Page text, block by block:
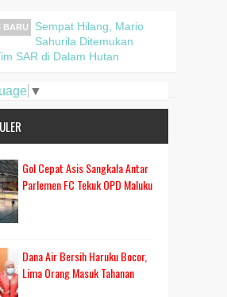
BARU
Sempat Hilang, Mario
Sahurila Ditemukan
SAR di Dalam Hutan
▼
Gol Cepat Asis Sangkala Antar
Parlemen FC Tekuk OPD Maluku
Dana Air Bersih Haruku Bocor,
Lima Orang Masuk Tahanan